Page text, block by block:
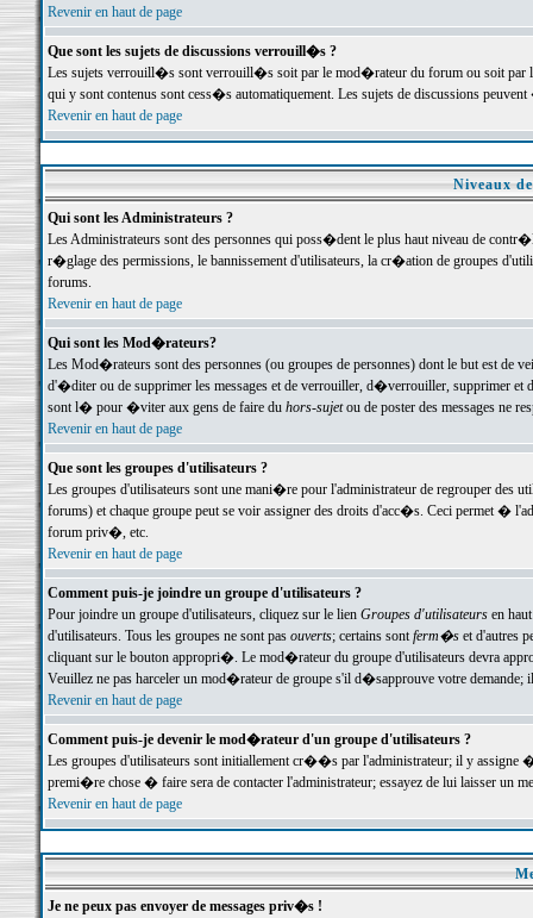
Revenir en haut de page
Que sont les sujets de discussions verrouill�s ?
Les sujets verrouill�s sont verrouill�s soit par le mod�rateur du forum ou soit par
qui y sont contenus sont cess�s automatiquement. Les sujets de discussions
Revenir en haut de page
Niveaux
Qui sont les Administrateurs ?
Les Administrateurs sont des personnes qui poss�dent le plus haut niveau de
r�glage des permissions, le bannissement d'utilisateurs, la cr�ation de groupes
forums.
Revenir en haut de page
Qui sont les Mod�rateurs?
Les Mod�rateurs sont des personnes (ou groupes de personnes) dont le but est de
d'�diter ou de supprimer les messages et de verrouiller, d�verrouiller, supprimer
sont l� pour �viter aux gens de faire du hors-sujetou de poster des messages ne
Revenir en haut de page
Que sont les groupes d'utilisateurs ?
Les groupes d'utilisateurs sont une mani�re pour l'administrateur de regrouper des
forums) et chaque groupe peut se voir assigner des droits d'acc�s. Ceci permet
forum priv�, etc.
Revenir en haut de page
Comment puis-je joindre un groupe d'utilisateurs ?
Pour joindre un groupe d'utilisateurs, cliquez sur le lien Groupes d'utilisateursen haut
d'utilisateurs. Tous les groupes ne sont pas ouverts; certains sontferm�set d'autres
cliquant sur le bouton appropri�. Le mod�rateur du groupe d'utilisateurs devra
Veuillez ne pas harceler un mod�rateur de groupe s'il d�sapprouve votre demande;
Revenir en haut de page
Comment puis-je devenir le mod�rateur d'un groupe d'utilisateurs ?
Les groupes d'utilisateurs sont initiallement cr��s par l'administrateur; il y
premi�re chose � faire sera de contacter l'administrateur; essayez de lui laisser un
Revenir en haut de page
Je ne peux pas envoyer de messages priv�s !